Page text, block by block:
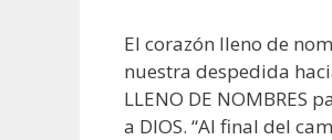
El corazón lleno de
nuestra despedida
LLENO DE
a DIOS. “Al final del